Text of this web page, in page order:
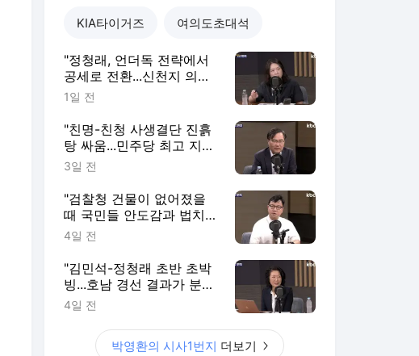
KIA타이거즈 여의도초대석
"정청래, 언더독 전략에서
공세로 전환...신천지 의혹
계기로 전략 수정"[박영환
1일 전
"친명-친청 사생결단 진흙
탕 싸움...민주당 최고 지도
부, 봉숭아학당 되나?"[박
3일 전
"검찰청 건물이 없어졌을
때 국민들 안도감과 법치
자체도 붕괴"[박영환의 시
4일 전
"김민석-정청래 초반 초박
빙...호남 경선 결과가 분수
령"[박영환의 시사1번지]
4일 전
박영환의 시사1번지 더보기